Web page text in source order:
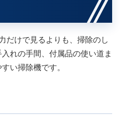
だけで見るよりも、掃除のし
れの手間、付属品の使い道ま
い掃除機です。